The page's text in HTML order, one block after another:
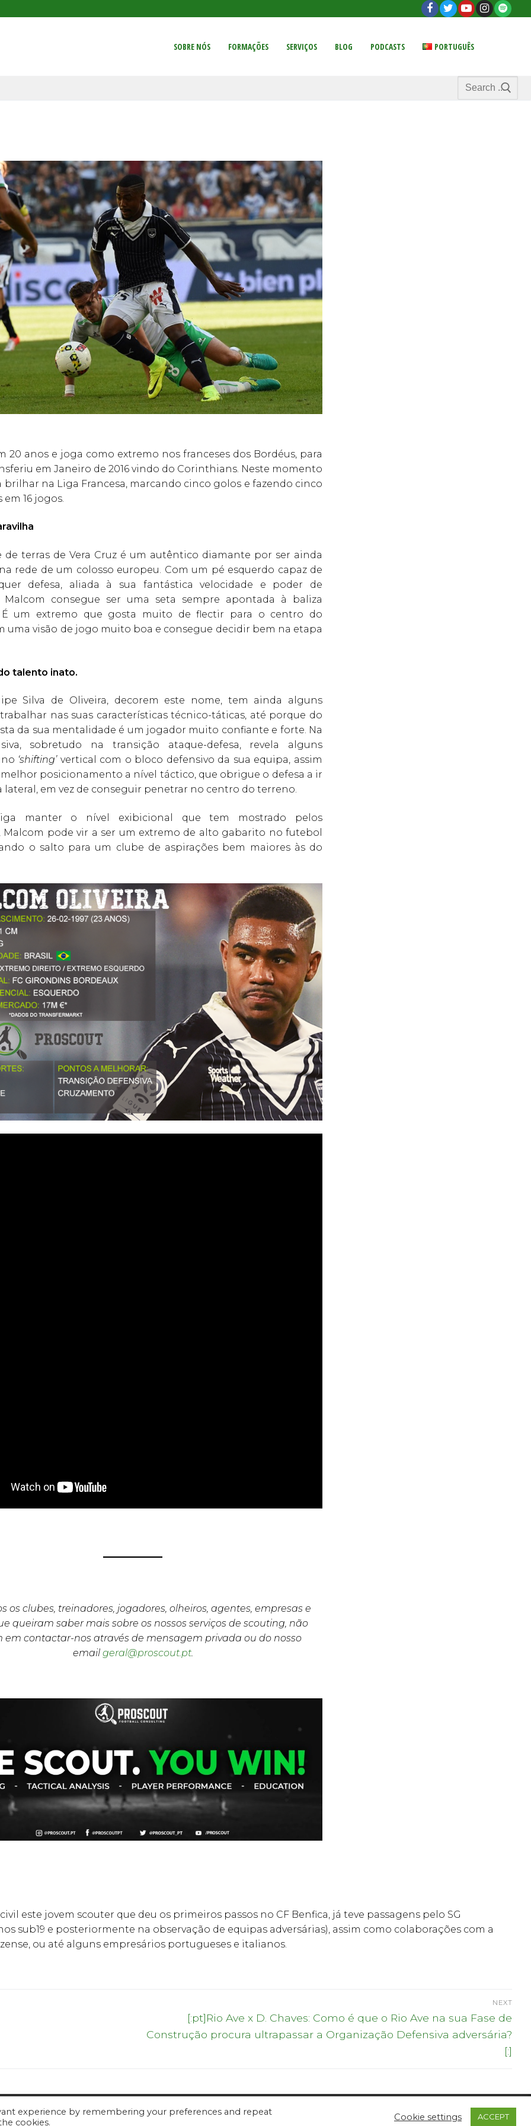
SOBRE NÓS FORMAÇÕES SERVIÇOS BLOG PODCASTS PORTUGUÊS
Search
for:
20 anos e joga como extremo nos franceses dos Bordéus, para
em Janeiro de 2016 vindo do Corinthians. Neste momento
brilhar na Liga Francesa, marcando cinco golos e fazendo cinco
16 jogos.
de terras de Vera Cruz é um autêntico diamante por ser ainda
rede de um colosso europeu. Com um pé esquerdo capaz de
defesa, aliada à sua fantástica velocidade e poder de
Malcom consegue ser uma seta sempre apontada à baliza
É um extremo que gosta muito de flectir para o centro do
uma visão de jogo muito boa e consegue decidir bem na etapa
talento inato.
Silva de Oliveira, decorem este nome, tem ainda alguns
nas suas características técnico-táticas, até porque do
da sua mentalidade é um jogador muito confiante e forte. Na
sobretudo na transição ataque-defesa, revela alguns
‘shifting’vertical com o bloco defensivo da sua equipa, assim
posicionamento a nível táctico, que obrigue o defesa a ir
lateral, em vez de conseguir penetrar no centro do terreno.
manter o nível exibicional que tem mostrado pelos
pode vir a ser um extremo de alto gabarito no futebol
o salto para um clube de aspirações bem maiores às do
os clubes, treinadores, jogadores, olheiros, agentes, empresas e
queiram saber mais sobre os nossos serviços de scouting, não
em contactar-nos através de mensagem privada ou do nosso
email geral@proscout.pt.
este jovem scouter que deu os primeiros passos no CF Benfica, já teve passagens pelo SG
sub19 e posteriormente na observação de equipas adversárias), assim como colaborações com a
ou até alguns empresários portugueses e italianos.
NEXT
Next
post:
[:pt]Rio Ave x D. Chaves: Como é que o Rio Ave na sua Fase de
Construção procura ultrapassar a Organização Defensiva adversária?
[:]
experience by remembering your preferences and repeat
cookies.
Cookie settings ACCEPT